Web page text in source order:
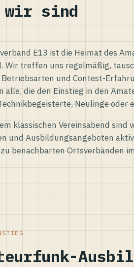
wir sind
E13 ist die Heimat des
Wir treffen uns regelmäßig,
Betriebsarten und Contest-
alle, die den Einstieg in den
Neulinge oder
klassischen Vereinsabend sind
und Ausbildungsangeboten
benachbarten Ortsverbänden